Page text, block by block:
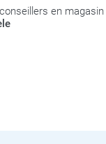
en magasin